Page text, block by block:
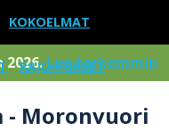
KOKOELMAT
RAJOITUKSET
2026.Lue tarkemmin
- Moronvuori